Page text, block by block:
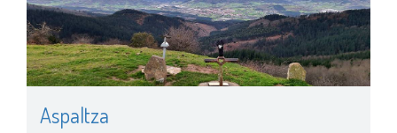
Aspaltza